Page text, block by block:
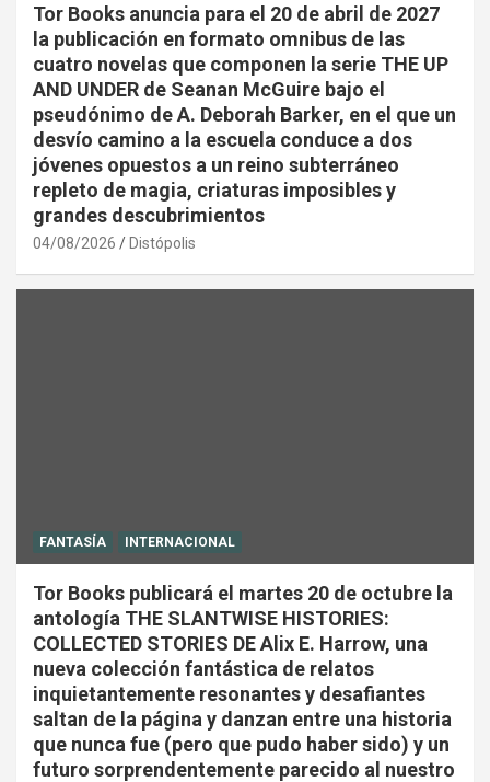
Tor Books anuncia para el 20 de abril de 2027
la publicación en formato omnibus de las
cuatro novelas que componen la serie THE UP
AND UNDER de Seanan McGuire bajo el
pseudónimo de A. Deborah Barker, en el que un
desvío camino a la escuela conduce a dos
jóvenes opuestos a un reino subterráneo
repleto de magia, criaturas imposibles y
grandes descubrimientos
04/08/2026 Distópolis
FANTASÍA INTERNACIONAL
Tor Books publicará el martes 20 de octubre la
antología THE SLANTWISE HISTORIES:
COLLECTED STORIES DE Alix E. Harrow, una
nueva colección fantástica de relatos
inquietantemente resonantes y desafiantes
saltan de la página y danzan entre una historia
que nunca fue (pero que pudo haber sido) y un
futuro sorprendentemente parecido al nuestro